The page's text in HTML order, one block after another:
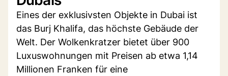
Eines der exklusivsten Objekte in Dubai ist
das Burj Khalifa, das höchste Gebäude der
Welt. Der Wolkenkratzer bietet über 900
Luxuswohnungen mit Preisen ab etwa 1,14
Millionen Franken für eine